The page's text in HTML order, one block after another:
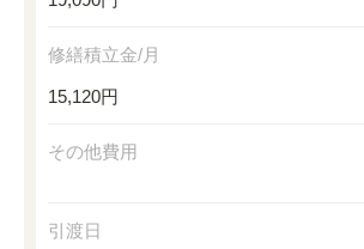
修繕積立金/月
15,120円
その他費用
引渡日